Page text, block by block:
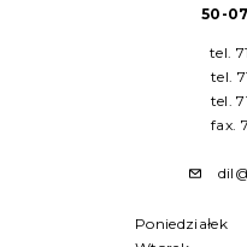
50-
tel.
tel.
tel.
fax.
Poniedziałek